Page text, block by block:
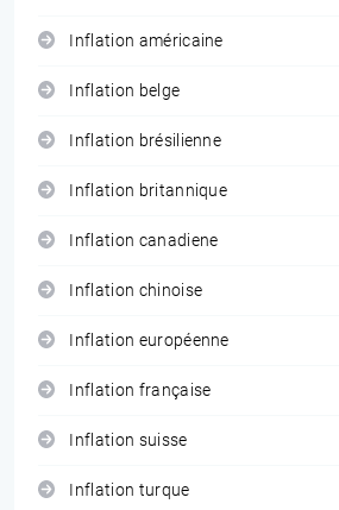
Inflation américaine
Inflation belge
Inflation brésilienne
Inflation britannique
Inflation canadiene
Inflation chinoise
Inflation européenne
Inflation française
Inflation suisse
Inflation turque